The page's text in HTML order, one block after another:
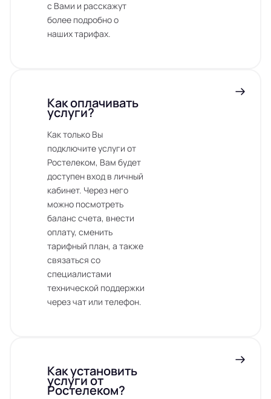
с Вами и расскажут
более подробно о
наших тарифах.
Как оплачивать
услуги?
Как только Вы
подключите услуги от
Ростелеком, Вам будет
доступен вход в личный
кабинет. Через него
можно посмотреть
баланс счета, внести
оплату, сменить
тарифный план, а также
связаться со
специалистами
технической поддержки
через чат или телефон.
Как установить
услуги от
Ростелеком?